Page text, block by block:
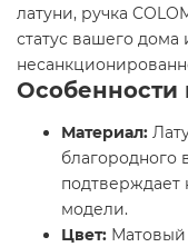
латуни, ручка
статус вашего
Особенности
Материал:
благородного
подтверждает
модели.
Цвет: Матовый